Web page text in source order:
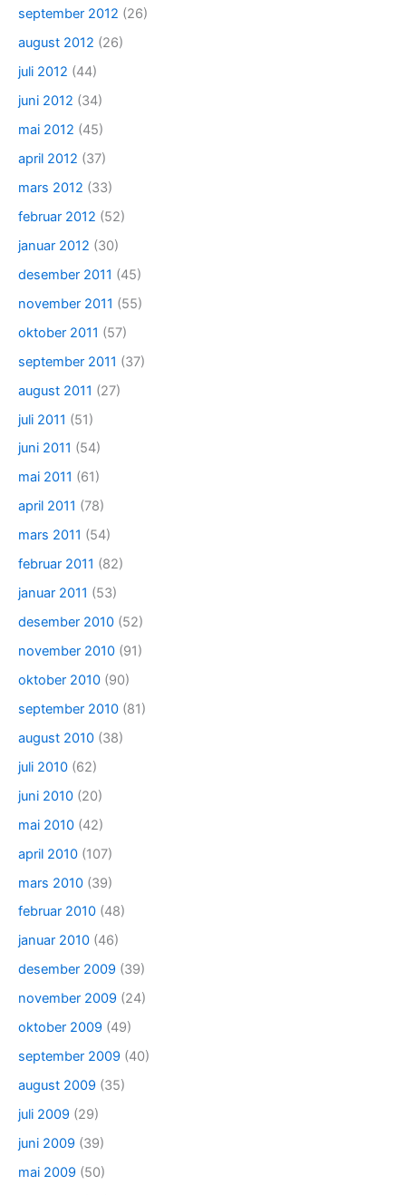
september 2012 (26)
august 2012 (26)
juli 2012 (44)
juni 2012 (34)
mai 2012 (45)
april 2012 (37)
mars 2012 (33)
februar 2012 (52)
januar 2012 (30)
desember 2011 (45)
november 2011 (55)
oktober 2011 (57)
september 2011 (37)
august 2011 (27)
juli 2011 (51)
juni 2011 (54)
mai 2011 (61)
april 2011 (78)
mars 2011 (54)
februar 2011 (82)
januar 2011 (53)
desember 2010 (52)
november 2010 (91)
oktober 2010 (90)
september 2010 (81)
august 2010 (38)
juli 2010 (62)
juni 2010 (20)
mai 2010 (42)
april 2010 (107)
mars 2010 (39)
februar 2010 (48)
januar 2010 (46)
desember 2009 (39)
november 2009 (24)
oktober 2009 (49)
september 2009 (40)
august 2009 (35)
juli 2009 (29)
juni 2009 (39)
mai 2009 (50)